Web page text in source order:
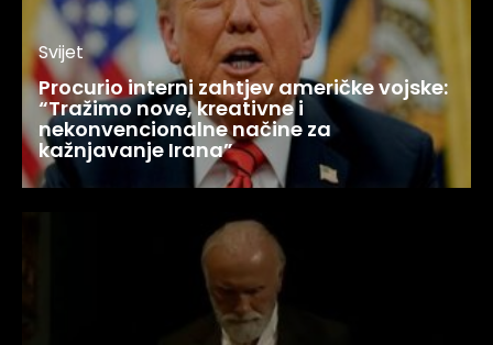
Svijet
Procurio interni zahtjev američke vojske:
“Tražimo nove, kreativne i
nekonvencionalne načine za
kažnjavanje Irana”